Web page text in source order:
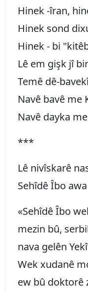
Hinek -îran,
Hinek sond
Hinek - bi
Lê em gişk jî
Temê dê-
Navê bavê me
Navê dayka
***
Lê nivîskarê
Sehîdê Îbo
«Sehîdê Îbo
mezin bû,
nava gelên
Wek xudanê
ew bû doktorê